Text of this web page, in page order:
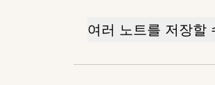
여러 노트를 저장할